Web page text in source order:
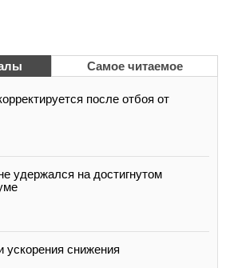
Самое читаемое
после отбоя от
удержался на достигнутом
ускорения снижения